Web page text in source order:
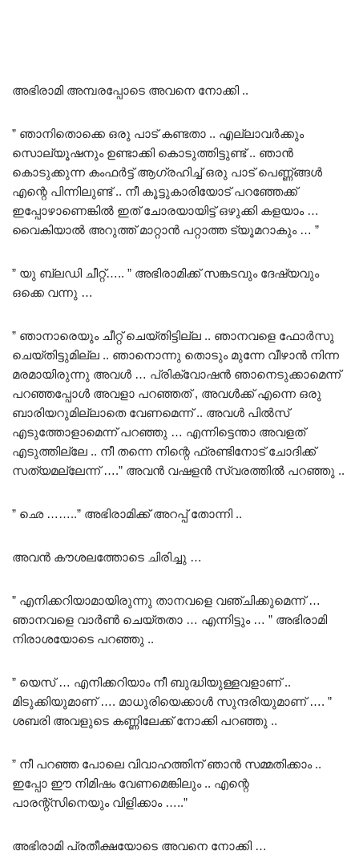
അഭിരാമി അമ്പരപ്പോടെ അവനെ നോക്കി ..
” ഞാനിതൊക്കെ ഒരു പാട് കണ്ടതാ .. എല്ലാവർക്കും
സൊല്യൂഷനും ഉണ്ടാക്കി കൊടുത്തിട്ടുണ്ട് .. ഞാൻ
കൊടുക്കുന്ന കംഫർട്ട് ആഗ്രഹിച്ച് ഒരു പാട് പെണ്ണ്ങ്ങൾ
എന്റെ പിന്നിലുണ്ട് .. നീ കൂട്ടുകാരിയോട് പറഞ്ഞേക്ക്
ഇപ്പോഴാണെങ്കിൽ ഇത് ചോരയായിട്ട് ഒഴുക്കി കളയാം …
വൈകിയാൽ അറുത്ത് മാറ്റാൻ പറ്റാത്ത ട്യൂമറാകും … ”
” യു ബ്ലഡി ചീറ്റ്….. ” അഭിരാമിക്ക് സങ്കടവും ദേഷ്യവും
ഒക്കെ വന്നു …
” ഞാനാരെയും ചീറ്റ് ചെയ്തിട്ടില്ല .. ഞാനവളെ ഫോർസു
ചെയ്തിട്ടുമില്ല .. ഞാനൊന്നു തൊടും മുന്നേ വീഴാൻ നിന്ന
മരമായിരുന്നു അവൾ … പ്രിക്വോഷൻ ഞാനെടുക്കാമെന്ന്
പറഞ്ഞപ്പോൾ അവളാ പറഞ്ഞത് , അവൾക്ക് എന്നെ ഒരു
ബാരിയറുമില്ലാതെ വേണമെന്ന് .. അവൾ പിൽസ്
എടുത്തോളാമെന്ന് പറഞ്ഞു … എന്നിട്ടെന്താ അവളത്
എടുത്തില്ലേ .. നീ തന്നെ നിന്റെ ഫ്രണ്ടിനോട് ചോദിക്ക്
സത്യമല്ലേന്ന് ….” അവൻ വഷളൻ സ്വരത്തിൽ പറഞ്ഞു ..
” ഛെ ……..” അഭിരാമിക്ക് അറപ്പ് തോന്നി ..
അവൻ കൗശലത്തോടെ ചിരിച്ചു …
” എനിക്കറിയാമായിരുന്നു താനവളെ വഞ്ചിക്കുമെന്ന് …
ഞാനവളെ വാർൺ ചെയ്തതാ … എന്നിട്ടും … ” അഭിരാമി
നിരാശയോടെ പറഞ്ഞു ..
” യെസ് … എനിക്കറിയാം നീ ബുദ്ധിയുള്ളവളാണ് ..
മിടുക്കിയുമാണ് …. മാധുരിയെക്കാൾ സുന്ദരിയുമാണ് …. ”
ശബരി അവളുടെ കണ്ണിലേക്ക് നോക്കി പറഞ്ഞു ..
” നീ പറഞ്ഞ പോലെ വിവാഹത്തിന് ഞാൻ സമ്മതിക്കാം ..
ഇപ്പോ ഈ നിമിഷം വേണമെങ്കിലും .. എന്റെ
പാരന്റ്‌സിനെയും വിളിക്കാം …..”
അഭിരാമി പ്രതീക്ഷയോടെ അവനെ നോക്കി …